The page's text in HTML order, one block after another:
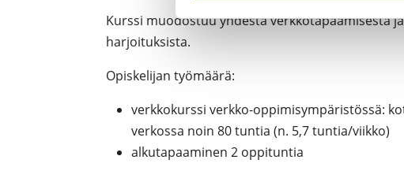
Kurssi muodostuu yhdestä verkkotapaamisesta
harjoituksista.
Opiskelijan työmäärä:
verkkokurssi verkko-oppimisympäristössä:
verkossa noin 80 tuntia (n. 5,7 tuntia/viikko)
alkutapaaminen 2 oppituntia